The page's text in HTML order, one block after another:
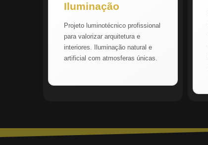
Iluminação
Projeto luminotécnico profissional
para valorizar arquitetura e
interiores. Iluminação natural e
artificial com atmosferas únicas.